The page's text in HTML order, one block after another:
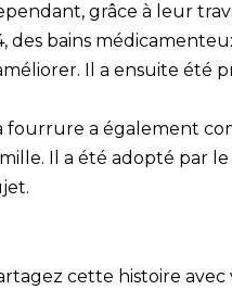
grâce à leur
des bains
Il a ensuite été
fourrure a également
Il a été adopté par
cette histoire avec